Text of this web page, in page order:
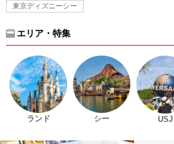
東京ディズニーシー
エリア・特集
ランド シー USJ